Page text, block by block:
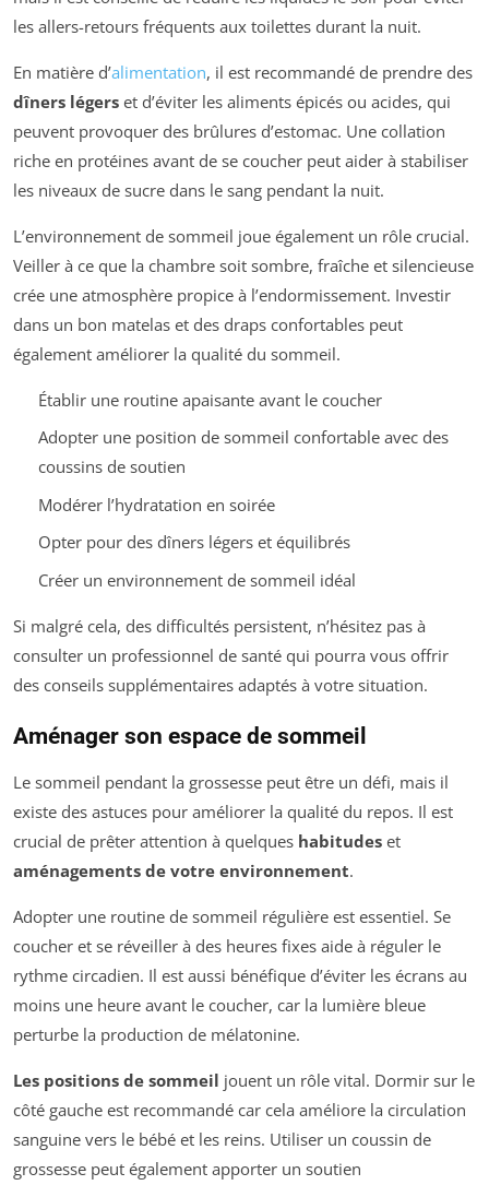
les allers-retours fréquents aux toilettes durant la nuit.
En matière d’alimentation, il est recommandé de prendre des
dîners légers et d’éviter les aliments épicés ou acides, qui
peuvent provoquer des brûlures d’estomac. Une collation
riche en protéines avant de se coucher peut aider à stabiliser
les niveaux de sucre dans le sang pendant la nuit.
L’environnement de sommeil joue également un rôle crucial.
Veiller à ce que la chambre soit sombre, fraîche et silencieuse
crée une atmosphère propice à l’endormissement. Investir
dans un bon matelas et des draps confortables peut
également améliorer la qualité du sommeil.
Établir une routine apaisante avant le coucher
Adopter une position de sommeil confortable avec des
coussins de soutien
Modérer l’hydratation en soirée
Opter pour des dîners légers et équilibrés
Créer un environnement de sommeil idéal
Si malgré cela, des difficultés persistent, n’hésitez pas à
consulter un professionnel de santé qui pourra vous offrir
des conseils supplémentaires adaptés à votre situation.
Aménager son espace de sommeil
Le sommeil pendant la grossesse peut être un défi, mais il
existe des astuces pour améliorer la qualité du repos. Il est
crucial de prêter attention à quelques habitudes et
aménagements de votre environnement.
Adopter une routine de sommeil régulière est essentiel. Se
coucher et se réveiller à des heures fixes aide à réguler le
rythme circadien. Il est aussi bénéfique d’éviter les écrans au
moins une heure avant le coucher, car la lumière bleue
perturbe la production de mélatonine.
Les positions de sommeil jouent un rôle vital. Dormir sur le
côté gauche est recommandé car cela améliore la circulation
sanguine vers le bébé et les reins. Utiliser un coussin de
grossesse peut également apporter un soutien